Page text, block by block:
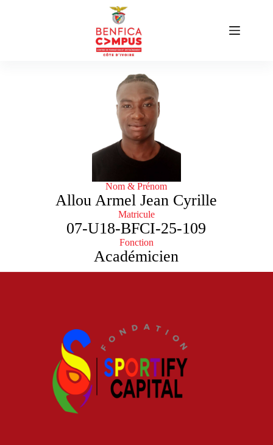
Nom & Prénom
Allou Armel Jean Cyrille
Matricule
07-U18-BFCI-25-109
Fonction
Académicien